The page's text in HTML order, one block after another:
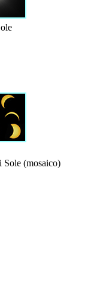
Sole (mosaico)